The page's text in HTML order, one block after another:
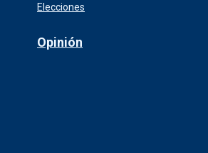
Elecciones
Opinión